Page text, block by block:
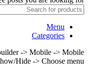
Menu
Categories
-> Mobile -> Mobile
Hide -> Choose menu